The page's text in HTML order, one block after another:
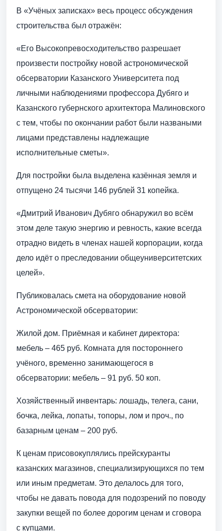
В «Учёных записках» весь процесс обсуждения
строительства был отражён:
«Его Высокопревосходительство разрешает
произвести постройку новой астрономической
обсерватории Казанского Университета под
личными наблюдениями профессора Дубяго и
Казанского губернского архитектора Малиновского
с тем, чтобы по окончании работ были назваными
лицами представлены надлежащие
исполнительные сметы».
Для постройки была выделена казённая земля и
отпущено 24 тысячи 146 рублей 31 копейка.
«Дмитрий Иванович Дубяго обнаружил во всём
этом деле такую энергию и ревность, какие всегда
отрадно видеть в членах нашей корпорации, когда
дело идёт о преследовании общеуниверситетских
целей».
Публиковалась смета на оборудование новой
Астрономической обсерватории:
Жилой дом. Приёмная и кабинет директора:
мебель – 465 руб. Комната для постороннего
учёного, временно занимающегося в
обсерватории: мебель – 91 руб. 50 коп.
Хозяйственный инвентарь: лошадь, телега, сани,
бочка, лейка, лопаты, топоры, лом и проч., по
базарным ценам – 200 руб.
К ценам присовокуплялись прейскуранты
казанских магазинов, специализирующихся по тем
или иным предметам. Это делалось для того,
чтобы не давать повода для подозрений по поводу
закупки вещей по более дорогим ценам и сговора
с купцами.